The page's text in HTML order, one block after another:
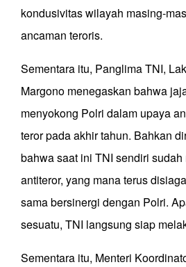
kondusivitas wilayah masing-
ancaman teroris.
Sementara itu, Panglima TNI,
Margono menegaskan bahwa
menyokong Polri dalam upaya
teror pada akhir tahun. Bahkan
bahwa saat ini TNI sendiri
antiteror, yang mana terus
sama bersinergi dengan Polri.
sesuatu, TNI langsung siap
Sementara itu, Menteri